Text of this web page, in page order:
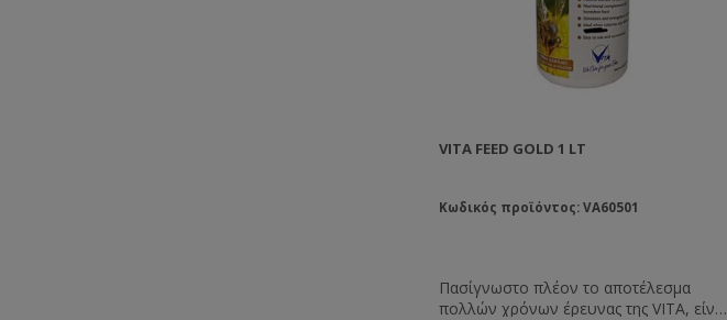
VITA FEED GOLD 1 LT
Κωδικός προϊόντος: VA60501
Πασίγνωστο πλέον το αποτέλεσμα
πολλών χρόνων έρευνας της VITA, είναι